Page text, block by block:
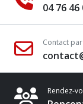
04 76 46
Contact
Rendez-